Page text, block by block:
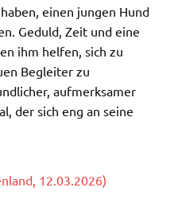
einen jungen Hund
Geduld, Zeit und eine
ihm helfen, sich zu
Begleiter zu
aufmerksamer
der sich eng an seine
12.03.2026)